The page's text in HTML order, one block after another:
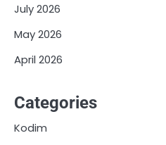
July 2026
May 2026
April 2026
Categories
Kodim